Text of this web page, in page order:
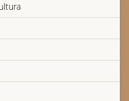
de Naillat
de Chateau-Chervix
briviste